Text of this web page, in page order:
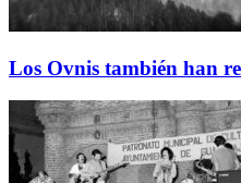
Los Ovnis también han